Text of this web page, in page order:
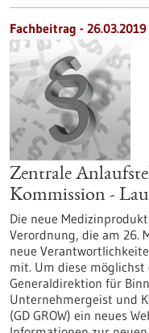
Fachbeitrag - 26.03.2019
Zentrale
Kommission -
Die neue
Verordnung, die am 26.
neue
mit. Um diese
Generaldirektion für
Unternehmergeist und
(GD GROW) ein neues